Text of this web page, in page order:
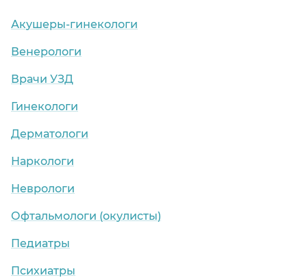
Акушеры-гинекологи
Венерологи
Врачи УЗД
Гинекологи
Дерматологи
Наркологи
Неврологи
Офтальмологи (окулисты)
Педиатры
Психиатры